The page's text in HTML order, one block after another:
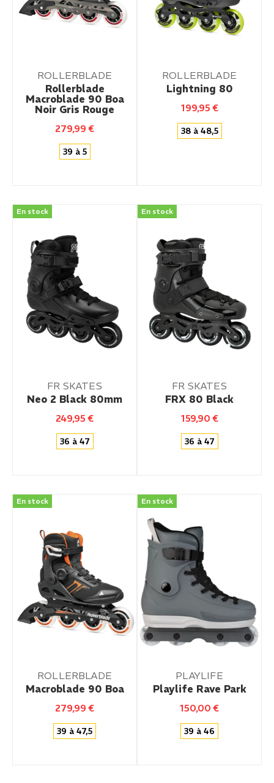
ROLLERBLADE
Rollerblade
Macroblade 90 Boa
Noir Gris Rouge
279,99€
39 à 5
ROLLERBLADE
Lightning 80
199,95€
38 à 48,5
En stock
FR SKATES
Neo 2 Black 80mm
249,95€
36 à 47
En stock
FR SKATES
FRX 80 Black
159,90€
36 à 47
En stock
ROLLERBLADE
Macroblade 90 Boa
279,99€
39 à 47,5
En stock
PLAYLIFE
Playlife Rave Park
150,00€
39 à 46